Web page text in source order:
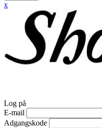
x
Log på
E-mail
Adgangskode